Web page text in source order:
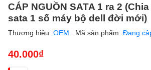
CÁP NGUỒN SATA 1 ra 2
sata 1 số máy bộ dell đời mới)
Thương hiệu: OEM Mã sản phẩm: Đang
40.000₫